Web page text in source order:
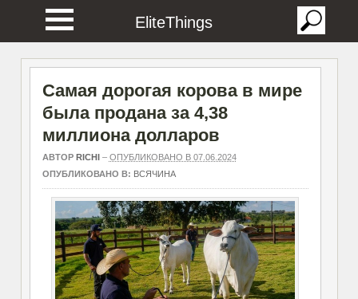
EliteThings
Самая дорогая корова в мире
была продана за 4,38
миллиона долларов
АВТОР RICHI– ОПУБЛИКОВАНО В 07.06.2024
ОПУБЛИКОВАНО В: ВСЯЧИНА